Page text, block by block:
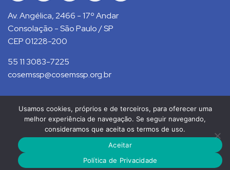
Av. Angélica, 2466 - 17º Andar
Consolação - São Paulo / SP
CEP 01228-200
55 11 3083-7225
cosemssp@cosemssp.org.br
Política de Privacidade Contato
COSEMS/SP © 2021. Todos direitos reservados.
RS Press
Usamos cookies, próprios e de terceiros, para oferecer uma
melhor experiência de navegação. Se seguir navegando,
consideramos que aceita os termos de uso.
Aceitar
Política de Privacidade